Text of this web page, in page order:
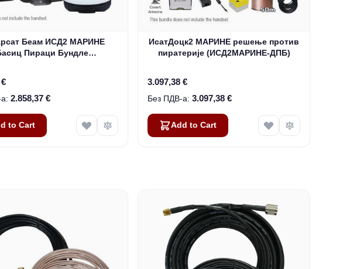
page
Беам ИСД2 МАРИНЕ
Пираци Бундле
2.858,37 €
to Cart
ИсатДоцк2 МАРИНЕ решење против
пиратерије (ИСД2МАРИНЕ-ДПБ)
3.097,38 €
3.097,38 €
Add to Cart